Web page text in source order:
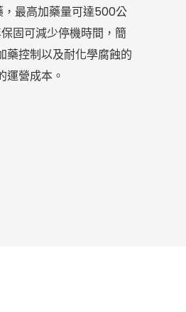
，最高加藥量可達500公
固可減少停機時間，簡
藥控制以及耐化學腐蝕的
運營成本。